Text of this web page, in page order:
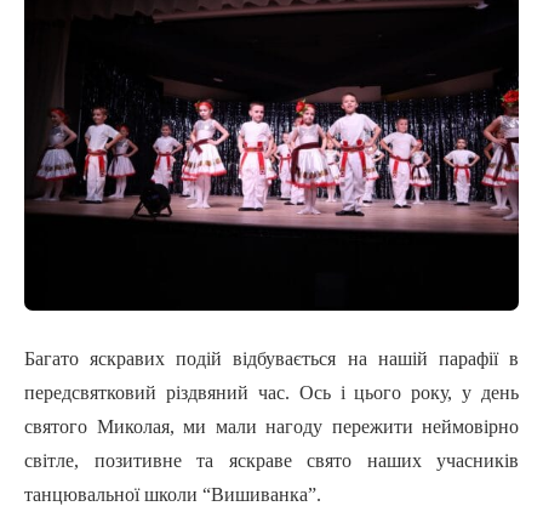
Багато яскравих подій відбувається на нашій парафії в
передсвятковий різдвяний час. Ось і цього року, у день
святого Миколая, ми мали нагоду пережити неймовірно
світле, позитивне та яскраве свято наших учасників
танцювальної школи “Вишиванка”.